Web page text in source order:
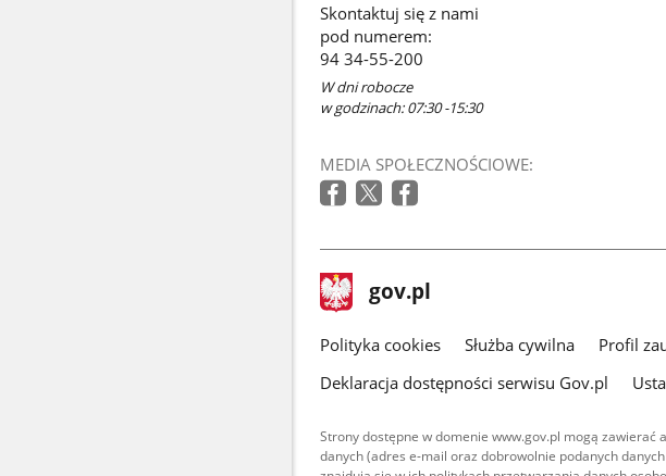
Skontaktuj się z nami
pod numerem:
94 34-55-200
W dni robocze
w godzinach: 07:30 -15:30
MEDIA SPOŁECZNOŚCIOWE:
stopka
gov.pl Strona
gov.pl
gov.pl
Polityka cookies Służba cywilna Profil
Deklaracja dostępności serwisu Gov.pl
Strony dostępne w domenie www.gov.pl mogą
danych (adres e-mail oraz dobrowolnie podanych